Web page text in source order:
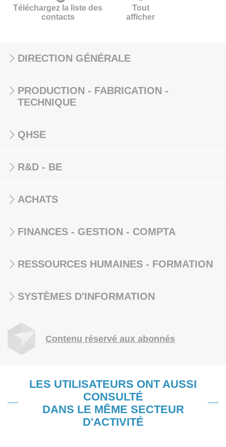
Téléchargez la liste des
contacts
Tout
afficher
DIRECTION GÉNÉRALE
PRODUCTION - FABRICATION -
TECHNIQUE
QHSE
R&D - BE
ACHATS
FINANCES - GESTION - COMPTA
RESSOURCES HUMAINES - FORMATION
SYSTÈMES D'INFORMATION
Contenu réservé aux abonnés
LES UTILISATEURS ONT AUSSI
CONSULTÉ
DANS LE MÊME SECTEUR
D'ACTIVITÉ